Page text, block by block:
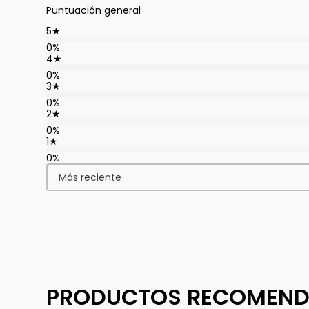
Puntuación general
5★
0%
4★
0%
3★
0%
2★
0%
1★
0%
Más reciente
PRODUCTOS